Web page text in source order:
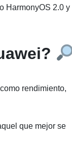
HarmonyOS 2.0 y
rendimiento,
que mejor se